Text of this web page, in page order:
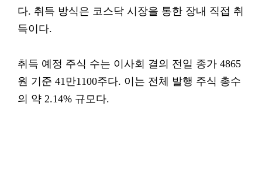
다. 취득 방식은 코스닥 시장을 통한 장내 직접 취
득이다.
취득 예정 주식 수는 이사회 결의 전일 종가 4865
원 기준 41만1100주다. 이는 전체 발행 주식 총수
의 약 2.14% 규모다.